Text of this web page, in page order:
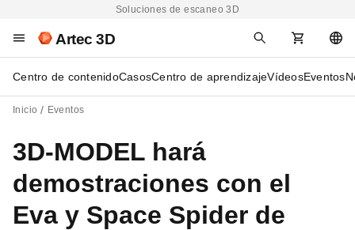
Soluciones de escaneo 3D
Artec 3D
Centro de contenidoCasosCentro de aprendizajeVídeosEventos
Inicio Eventos
3D-MODEL hará
demostraciones con el
Eva y Space Spider de